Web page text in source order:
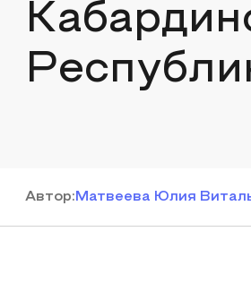
Автор: Матвеева Юлия